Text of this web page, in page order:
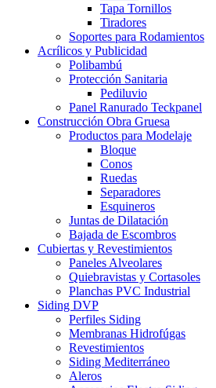
Tapa Tornillos
Tiradores
Soportes para Rodamientos
Acrílicos y Publicidad
Polibambú
Protección Sanitaria
Pediluvio
Panel Ranurado Teckpanel
Construcción Obra Gruesa
Productos para Modelaje
Bloque
Conos
Ruedas
Separadores
Esquineros
Juntas de Dilatación
Bajada de Escombros
Cubiertas y Revestimientos
Paneles Alveolares
Quiebravistas y Cortasoles
Planchas PVC Industrial
Siding DVP
Perfiles Siding
Membranas Hidrofúgas
Revestimientos
Siding Mediterráneo
Aleros